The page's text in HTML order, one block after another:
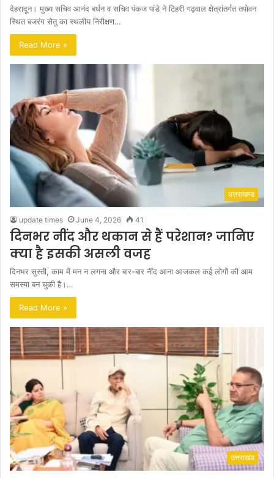
देहरादून। मुख्य सचिव आनंद बर्धन व सचिव पंकज पांडे ने टिहरी गढ़वाल क्षेत्रांतर्गत तपोवन
स्थित बजरंग सेतु का स्थलीय निरीक्षण…
Read More »
उत्तराखण्ड
update times June 4, 2026 41
दिनभर नींद और थकान से हैं परेशान? जानिए
क्या है इसकी असली वजह
दिनभर सुस्ती, काम में मन न लगना और बार-बार नींद आना आजकल कई लोगों की आम
समस्या बन चुकी है।…
Read More »
उत्तराखंड